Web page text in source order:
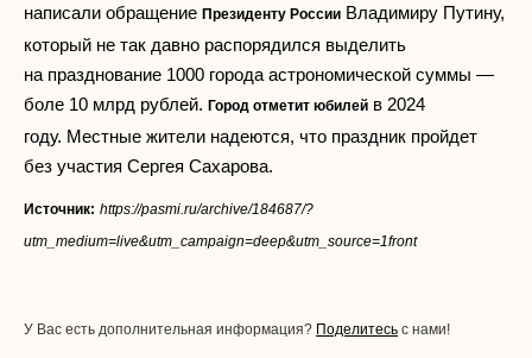
написали обращение Президенту России Владимиру Путину,
который не так давно распорядился выделить
на празднование 1000 города астрономической суммы —
боле 10 млрд рублей. Город отметит юбилей в 2024
году. Местные жители надеются, что праздник пройдет
без участия Сергея Сахарова.
Источник: https://pasmi.ru/archive/184687/?
utm_medium=live&utm_campaign=deep&utm_source=1front
У Вас есть дополнительная информация? Поделитесь с нами!